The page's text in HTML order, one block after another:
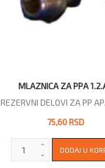
MLAZNICA ZA PPA
REZERVNI DELOVI ZA PP
75,60 RSD